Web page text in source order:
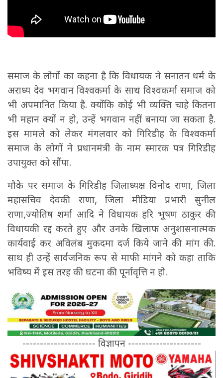
समाज के लोगों का कहना है कि विधायक ने सनातन धर्म के
अराध्य देव भगवान विश्वकर्मा के साथ विश्वकर्मा समाज को
भी अपमानित किया है. क्योंकि कोई भी व्यक्ति चाहे कितना
भी महान क्यों न हो, उन्हें भगवान नहीं बनाया जा सकता है.
इस मामले को लेकर मंगलवार को गिरिडीह के विश्वकर्मा
समाज के लोगों ने प्रधानमंत्री के नाम स्मारक पत्र गिरिडीह
उपायुक्त को सौंपा.
मौके पर समाज के गिरिडीह जिलाध्यक्ष विनोद राणा, जिला
महासचिव देवकी राणा, जिला मीडिया प्रभारी सुनील
राणा,ज्योतिष शर्मा आदि ने विधायक हरि भूषण ठाकुर की
विधायकी रद्द करते हुए और उनके खिलाफ अनुशासनात्मक
कार्यवाई कर अविलंब मुकदमा दर्ज किये जाने की मांग की.
साथ ही उन्हें सार्वजनिक रूप से माफी मांगने को कहा ताकि
भविष्य में इस तरह की घटना की पूर्नावृत्ति न हो.
--------------------- विज्ञापन ---------------------